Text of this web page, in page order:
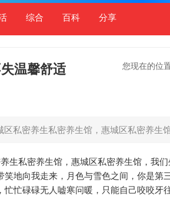
综合 百科 分享
您现在的位
温馨舒适
私密养生私密养生馆，惠城区私密养生
生私密养生馆，惠城区私密养生馆，我
地向我走来，月色与雪色之间，你是第
忙碌碌无人嘘寒问暖，只能自己咬咬牙